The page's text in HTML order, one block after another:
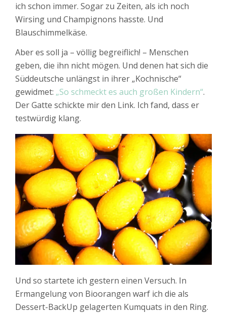
ich schon immer. Sogar zu Zeiten, als ich noch
Wirsing und Champignons hasste. Und
Blauschimmelkäse.
Aber es soll ja – völlig begreiflich! – Menschen
geben, die ihn nicht mögen. Und denen hat sich die
Süddeutsche unlängst in ihrer „Kochnische“
gewidmet: „So schmeckt es auch großen Kindern“.
Der Gatte schickte mir den Link. Ich fand, dass er
testwürdig klang.
Und so startete ich gestern einen Versuch. In
Ermangelung von Bioorangen warf ich die als
Dessert-BackUp gelagerten Kumquats in den Ring.